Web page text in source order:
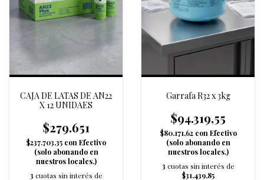
CAJA DE LATAS DE AN22
X 12 UNIDAES
$279.651
$237.703,35 con Efectivo
(solo abonando en
nuestros locales.)
3 cuotas sin interés de
Garrafa R32 x 3kg
$94.319,55
$80.171,62 con Efectivo
(solo abonando en
nuestros locales.)
3 cuotas sin interés de
$31.439,85